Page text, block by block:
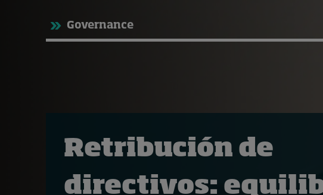
Topics
Live events
Subscribe
About
Geopolitics
Governance
Retribución de
directivos: